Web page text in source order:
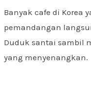
Banyak cafe di Korea
pemandangan
Duduk santai sambil
yang menyenangkan.